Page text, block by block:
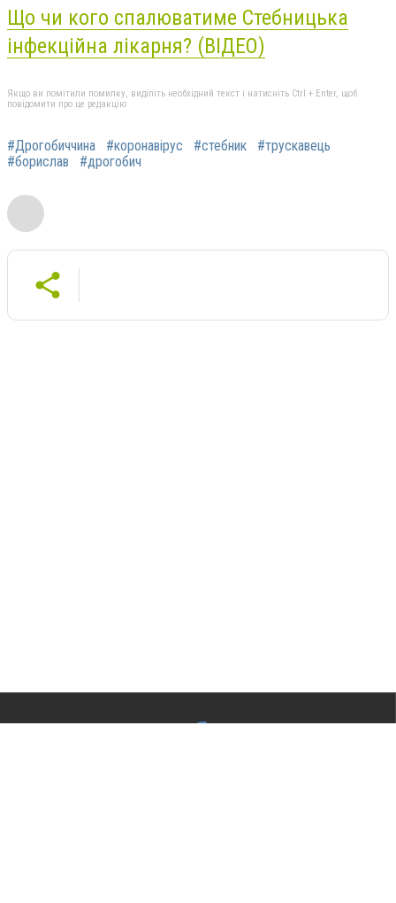
Що чи кого спалюватиме Стебницька
інфекційна лікарня? (ВІДЕО)
Якщо ви помітили помилку, виділіть необхідний текст і натисніть Ctrl + Enter, щоб
повідомити про це редакцію
#Дрогобиччина #коронавірус #стебник
#трускавець
#борислав
#дрогобич